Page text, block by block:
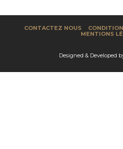
CONTACTEZ NOUS
MENTIONS
Designed & Developed